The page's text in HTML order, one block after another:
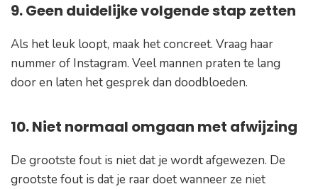
9. Geen duidelijke volgende stap zetten
Als het leuk loopt, maak het concreet. Vraag haar
nummer of Instagram. Veel mannen praten te lang
door en laten het gesprek dan doodbloeden.
10. Niet normaal omgaan met afwijzing
De grootste fout is niet dat je wordt afgewezen. De
grootste fout is dat je raar doet wanneer ze niet